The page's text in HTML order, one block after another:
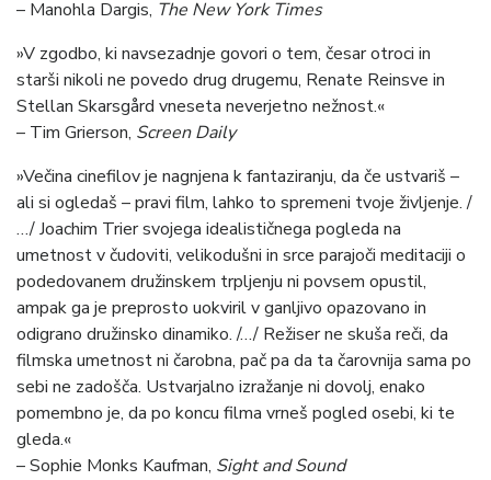
– Manohla Dargis, The New York Times
»V zgodbo, ki navsezadnje govori o tem, česar otroci in
starši nikoli ne povedo drug drugemu, Renate Reinsve in
Stellan Skarsgård vneseta neverjetno nežnost.«
– Tim Grierson, Screen Daily
»Večina cinefilov je nagnjena k fantaziranju, da če ustvariš –
ali si ogledaš – pravi film, lahko to spremeni tvoje življenje. /
…/ Joachim Trier svojega idealističnega pogleda na
umetnost v čudoviti, velikodušni in srce parajoči meditaciji o
podedovanem družinskem trpljenju ni povsem opustil,
ampak ga je preprosto uokviril v ganljivo opazovano in
odigrano družinsko dinamiko. /…/ Režiser ne skuša reči, da
filmska umetnost ni čarobna, pač pa da ta čarovnija sama po
sebi ne zadošča. Ustvarjalno izražanje ni dovolj, enako
pomembno je, da po koncu filma vrneš pogled osebi, ki te
gleda.«
– Sophie Monks Kaufman, Sight and Sound